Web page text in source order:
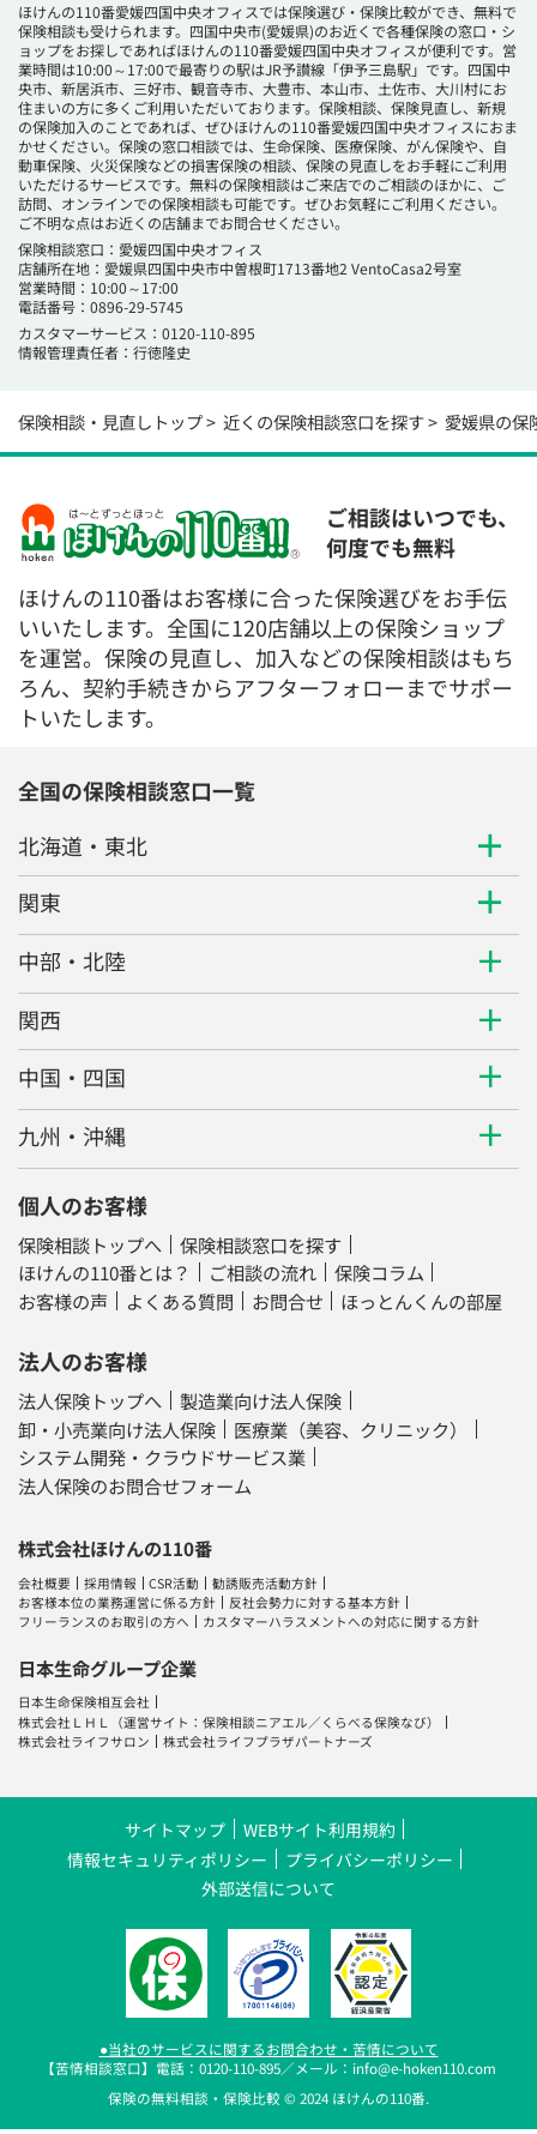
ほけんの110番愛媛四国中央オフィスでは保険選び・保険比較ができ、無料で
保険相談も受けられます。四国中央市(愛媛県)のお近くで各種保険の窓口・シ
ョップをお探しであればほけんの110番愛媛四国中央オフィスが便利です。営
業時間は10:00～17:00で最寄りの駅はJR予讃線「伊予三島駅」です。四国中
央市、新居浜市、三好市、観音寺市、大豊市、本山市、土佐市、大川村にお
住まいの方に多くご利用いただいております。保険相談、保険見直し、新規
の保険加入のことであれば、ぜひほけんの110番愛媛四国中央オフィスにおま
かせください。保険の窓口相談では、生命保険、医療保険、がん保険や、自
動車保険、火災保険などの損害保険の相談、保険の見直しをお手軽にご利用
いただけるサービスです。無料の保険相談はご来店でのご相談のほかに、ご
訪問、オンラインでの保険相談も可能です。ぜひお気軽にご利用ください。
ご不明な点はお近くの店舗までお問合せください。
保険相談窓口：愛媛四国中央オフィス
店舗所在地：愛媛県四国中央市中曽根町1713番地2 VentoCasa2号室
営業時間：10:00～17:00
電話番号：0896-29-5745
カスタマーサービス：0120-110-895
情報管理責任者：行徳隆史
保険相談・見直しトップ 近くの保険相談窓口を探す 愛媛県の保
ご相談はいつでも、
何度でも無料
ほけんの110番はお客様に合った保険選びをお手伝
いいたします。全国に120店舗以上の保険ショップ
を運営。保険の見直し、加入などの保険相談はもち
ろん、契約手続きからアフターフォローまでサポー
トいたします。
全国の保険相談窓口一覧
北海道・東北
関東
中部・北陸
関西
中国・四国
九州・沖縄
個人のお客様
保険相談トップへ
保険相談窓口を探す
ほけんの110番とは？
ご相談の流れ
保険コラム
お客様の声
よくある質問 お問合せ ほっとんくんの部屋
法人のお客様
法人保険トップへ
製造業向け法人保険
卸・小売業向け法人保険
医療業（美容、クリニック）
システム開発・クラウドサービス業
法人保険のお問合せフォーム
株式会社ほけんの110番
会社概要 採用情報 CSR活動
勧誘販売活動方針
お客様本位の業務運営に係る方針
反社会勢力に対する基本方針
フリーランスのお取引の方へ
カスタマーハラスメントへの対応に関する方針
日本生命グループ企業
日本生命保険相互会社
株式会社ＬＨＬ
（運営サイト：保険相談ニアエル ／ くらべる保険なび）
株式会社ライフサロン
株式会社ライフプラザパートナーズ
サイトマップ
WEBサイト利用規約
情報セキュリティポリシー
プライバシーポリシー
外部送信について
●当社のサービスに関するお問合わせ・苦情について
【苦情相談窓口】電話：0120-110-895／メール：info@e-hoken110.com
保険の無料相談・保険比較 © 2024 ほけんの110番.